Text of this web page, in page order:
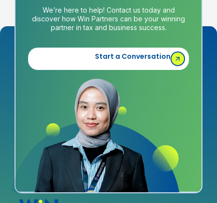
We’re here to help! Contact us today and
discover how Win Partners can be your winning
partner in tax and business success.
Start a Conversation